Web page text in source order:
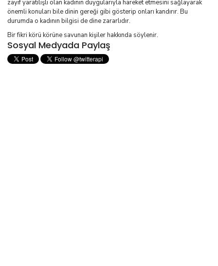
zayıf yaratılışlı olan kadının duygularıyla hareket etmesini sağlayarak
önemli konuları bile dinin gereği gibi gösterip onları kandırır. Bu
durumda o kadının bilgisi de dine zararlıdır.
Bir fikri körü körüne savunan kişiler hakkında söylenir.
Sosyal Medyada Paylaş